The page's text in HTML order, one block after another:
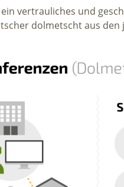
vertrauliches und
dolmetscht aus